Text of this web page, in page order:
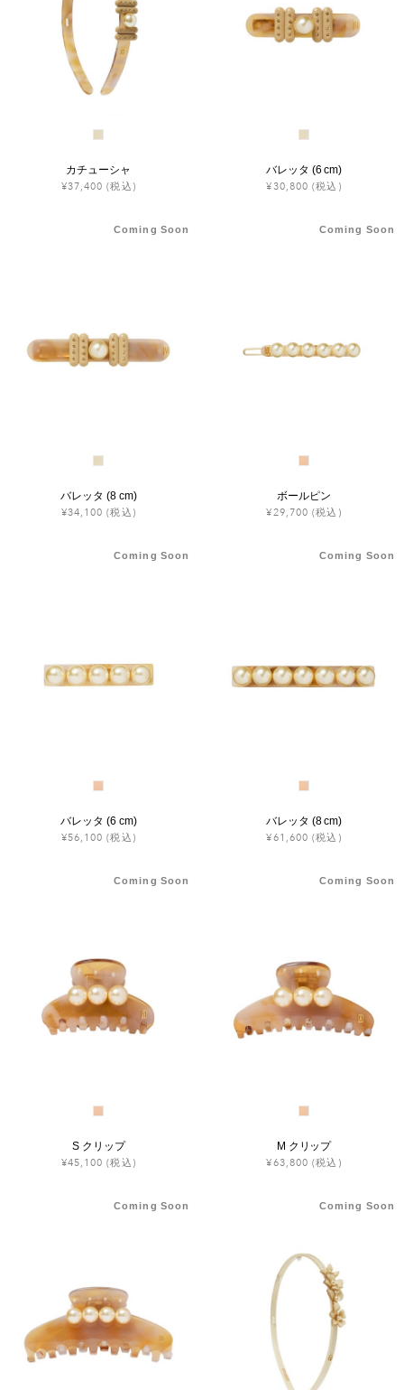
カチューシャ
¥37,400 (税込)
バレッタ (6 cm)
¥30,800 (税込)
Coming Soon
バレッタ (8 cm)
¥34,100 (税込)
Coming Soon
ボールピン
¥29,700 (税込)
Coming Soon
バレッタ (6 cm)
¥56,100 (税込)
Coming Soon
バレッタ (8 cm)
¥61,600 (税込)
Coming Soon
S クリップ
¥45,100 (税込)
Coming Soon
M クリップ
¥63,800 (税込)
Coming Soon Coming Soon